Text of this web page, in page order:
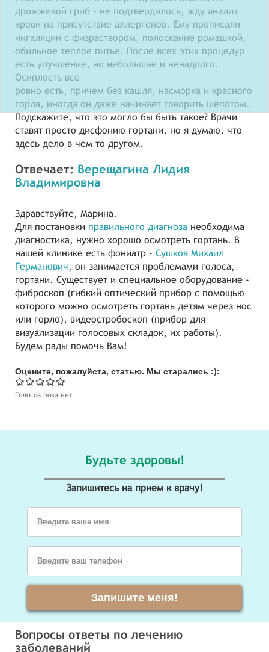
дрожжевой гриб - не подтвердилось, жду анализ
крови на присутствие аллергенов. Ему прописали
ингаляции с физраствором, полоскание ромашкой,
обильное теплое питье. После всех этих процедур
есть улучшение, но небольшие и ненадолго.
Осиплость все
ровно есть, причем без кашля, насморка и красного
горла, иногда он даже начинает говорить шёпотом.
Подскажите, что это могло бы быть такое? Врачи
ставят просто дисфонию гортани, но я думаю, что
здесь дело в чем то другом.
Отвечает: Верещагина Лидия
Владимировна
Здравствуйте, Марина.
Для постановки правильного диагноза необходима
диагностика, нужно хорошо осмотреть гортань. В
нашей клинике есть фониатр - Сушков Михаил
Германович, он занимается проблемами голоса,
гортани. Существует и специальное оборудование -
фиброскоп (гибкий оптический прибор с помощью
которого можно осмотреть гортань детям через нос
или горло), видеостробоскоп (прибор для
визуализации голосовых складок, их работы).
Будем рады помочь Вам!
Оцените, пожалуйста, статью. Мы старались :):
Голосов пока нет
Будьте здоровы!
Запишитесь на прием к врачу!
Введите ваше имя
Введите ваш телефон
Запишите меня!
Вопросы ответы по лечению
заболеваний